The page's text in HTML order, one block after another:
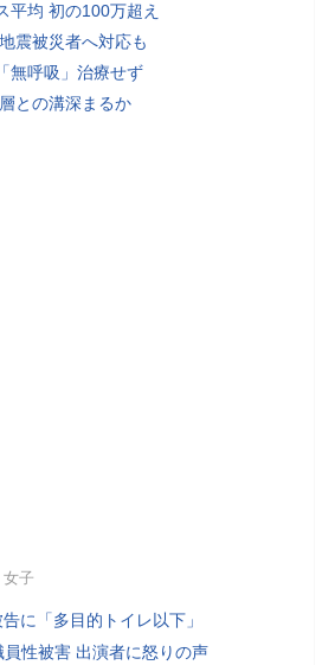
平均 初の100万超え
震被災者へ対応も
無呼吸」治療せず
との溝深まるか
女子
に「多目的トイレ以下」
員性被害 出演者に怒りの声